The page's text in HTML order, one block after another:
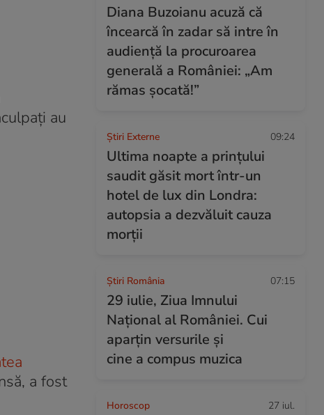
au
a fost
Diana Buzoianu acuză că
încearcă în zadar să intre în
audiență la procuroarea
generală a României: „Am
rămas șocată!”
Știri Externe 09:24
Ultima noapte a prințului
saudit găsit mort într-un
hotel de lux din Londra:
autopsia a dezvăluit cauza
morții
Știri România 07:15
29 iulie, Ziua Imnului
Național al României. Cui
aparțin versurile și
cine a compus muzica
Horoscop 27 iul.